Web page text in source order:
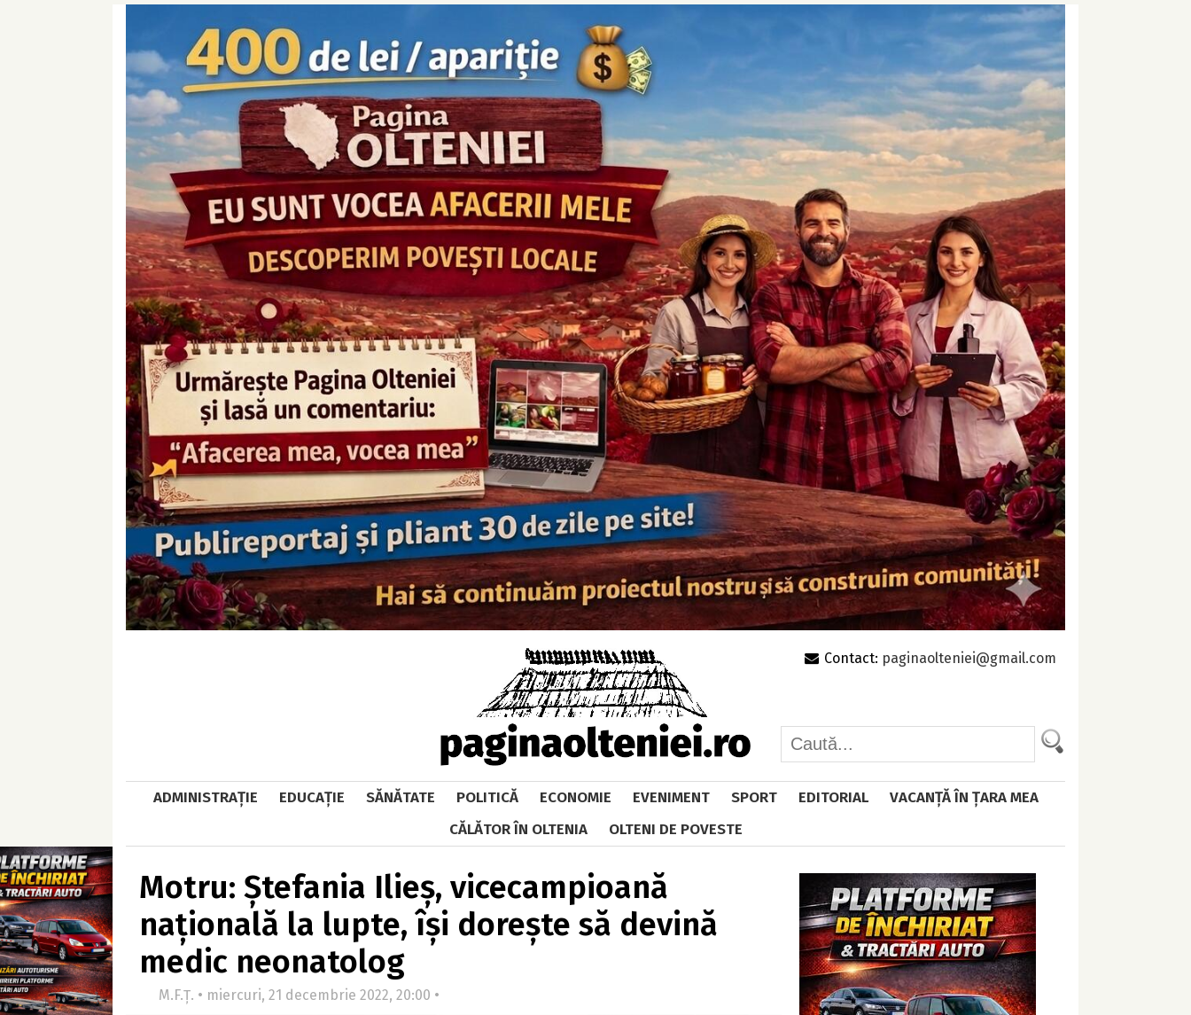
Contact: paginaolteniei@gmail.com
ADMINISTRAȚIE EDUCAȚIE SĂNĂTATE POLITICĂ ECONOMIE EVENIMENT SPORT EDITORIAL
VACANȚĂ ÎN ȚARA MEA
CĂLĂTOR ÎN OLTENIA
OLTENI DE POVESTE
Motru: Ștefania Ilieș, vicecampioană
națională la lupte, își dorește să devină
medic neonatolog
M.F.Ț. • miercuri, 21 decembrie 2022, 20:00 •